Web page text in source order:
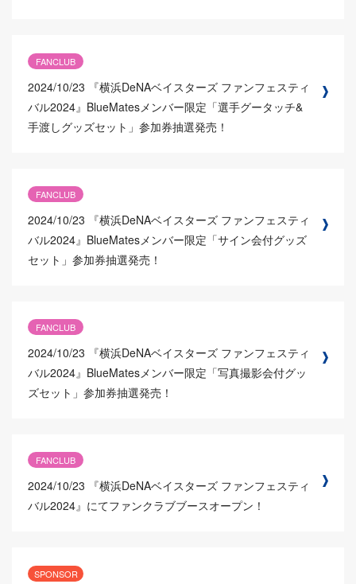
FANCLUB
2024/10/23
『横浜DeNAベイスターズ ファンフェスティ
バル2024』BlueMatesメンバー限定「選手グータッチ&
手渡しグッズセット」参加券抽選発売！
FANCLUB
2024/10/23
『横浜DeNAベイスターズ ファンフェスティ
バル2024』BlueMatesメンバー限定「サイン会付グッズ
セット」参加券抽選発売！
FANCLUB
2024/10/23
『横浜DeNAベイスターズ ファンフェスティ
バル2024』BlueMatesメンバー限定「写真撮影会付グッ
ズセット」参加券抽選発売！
FANCLUB
2024/10/23
『横浜DeNAベイスターズ ファンフェスティ
バル2024』にてファンクラブブースオープン！
SPONSOR